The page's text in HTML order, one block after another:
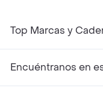
Top Marcas y
Encuéntranos en